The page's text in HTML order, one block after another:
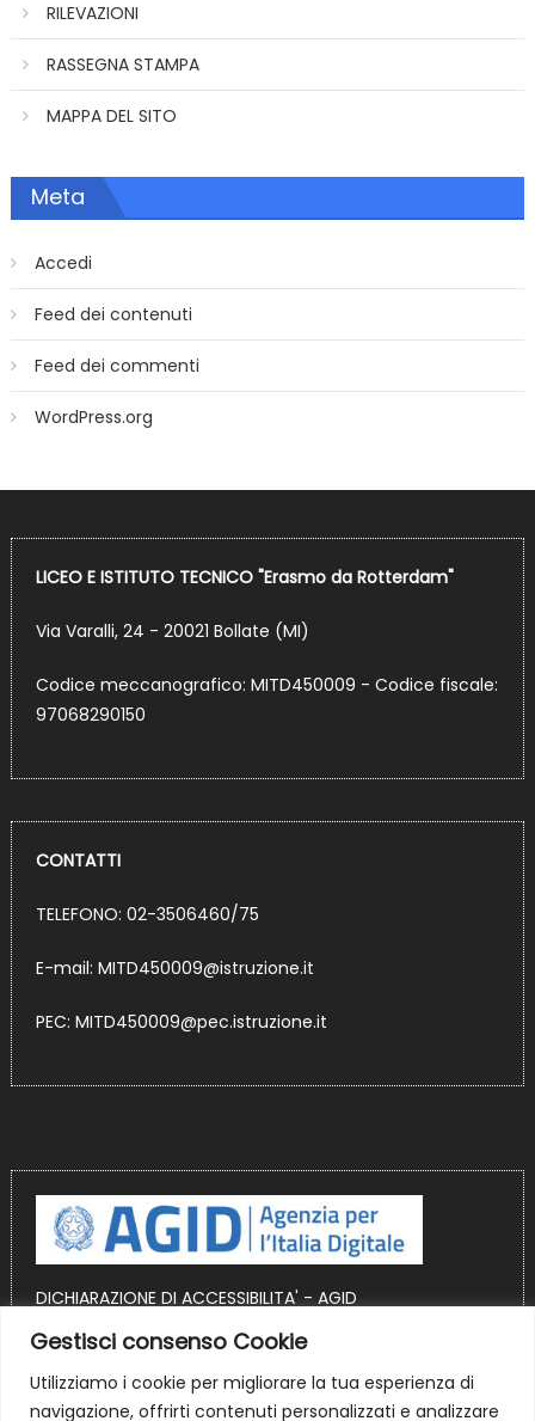
Gestisci consenso Cookie
Utilizziamo i cookie per migliorare la tua esperienza di
navigazione, offrirti contenuti personalizzati e analizzare
RILEVAZIONI
RASSEGNA STAMPA
MAPPA DEL SITO
Meta
Accedi
Feed dei contenuti
Feed dei commenti
WordPress.org
LICEO E ISTITUTO TECNICO "Erasmo da Rotterdam"
Via Varalli, 24 - 20021 Bollate (MI)
Codice meccanografico: MITD450009 - Codice fiscale:
97068290150
CONTATTI
TELEFONO: 02-3506460/75
E-mail: MITD450009@istruzione.it
PEC: MITD450009@pec.istruzione.it
DICHIARAZIONE DI ACCESSIBILITA' - AGID
OBIETTIVI DI ACCESSIBILITA' AGID
Sito realizzato in ambiente WordPress